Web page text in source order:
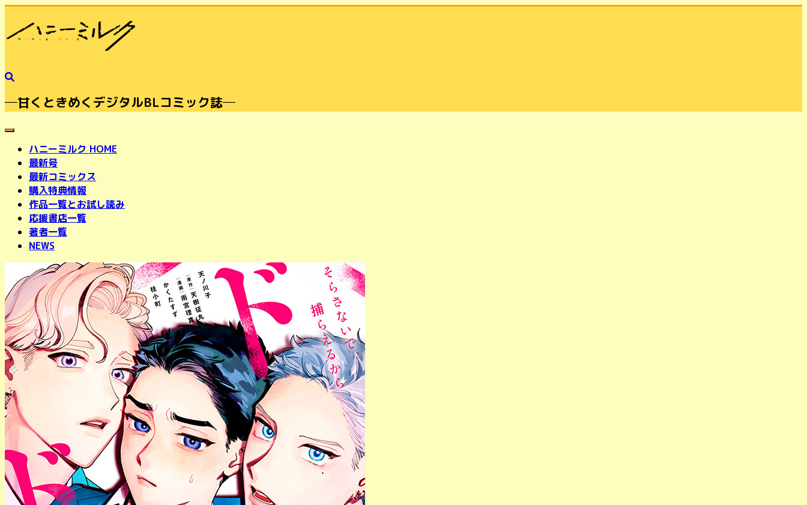
─甘くときめくデジタルBLコミック誌─
toggle navigation
ハニーミルク HOME
最新号
最新コミックス
購入特典情報
作品一覧とお試し読み
応援書店一覧
著者一覧
NEWS